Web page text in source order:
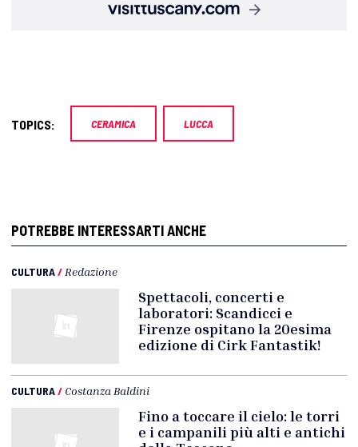
TOPICS: CERAMICA LUCCA
POTREBBE INTERESSARTI ANCHE
CULTURA/ Redazione
Spettacoli, concerti e
laboratori: Scandicci e
Firenze ospitano la 20esima
edizione di Cirk Fantastik!
CULTURA/ Costanza Baldini
Fino a toccare il cielo: le torri
e i campanili più alti e antichi